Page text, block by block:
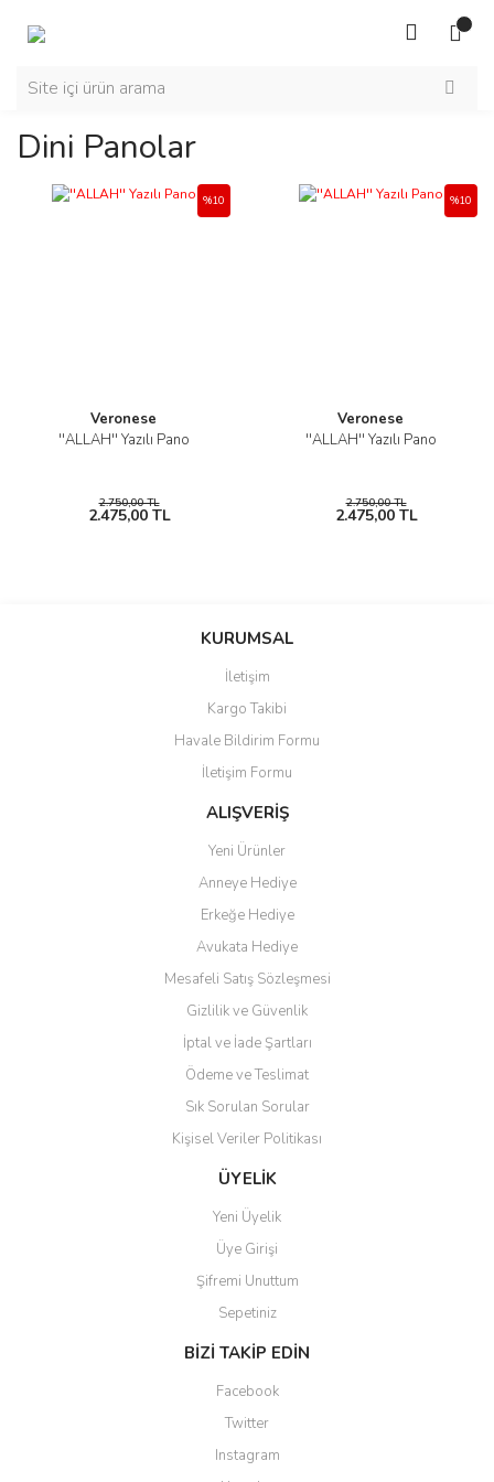
Dini Panolar
Veronese
''ALLAH'' Yazılı Pano
%10
2.750,00 TL
2.475,00 TL
Veronese
''ALLAH'' Yazılı Pano
%10
2.750,00 TL
2.475,00 TL
KURUMSAL
İletişim
Kargo Takibi
Havale Bildirim Formu
İletişim Formu
ALIŞVERİŞ
Yeni Ürünler
Anneye Hediye
Erkeğe Hediye
Avukata Hediye
Mesafeli Satış Sözleşmesi
Gizlilik ve Güvenlik
İptal ve İade Şartları
Ödeme ve Teslimat
Sık Sorulan Sorular
Kişisel Veriler Politikası
ÜYELİK
Yeni Üyelik
Üye Girişi
Şifremi Unuttum
Sepetiniz
BİZİ TAKİP EDİN
Facebook
Twitter
Instagram